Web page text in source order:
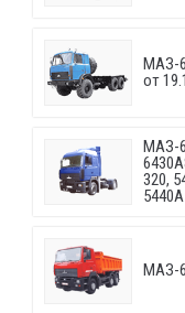
МАЗ-
от
МАЗ-
320,
МАЗ-